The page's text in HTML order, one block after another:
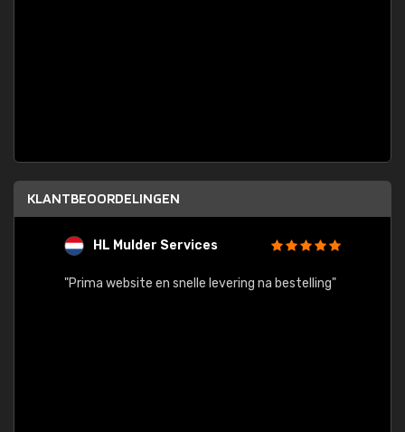
KLANTBEOORDELINGEN
HL Mulder Services
"Prima website en snelle levering na bestelling"